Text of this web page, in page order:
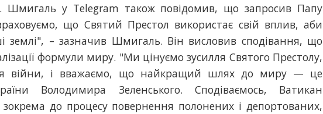
Шмигаль у Telegram також повідомив, що запросив Папу
що Святий Престол використає свій вплив, аби
землі", – зазначив Шмигаль. Він висловив сподівання, що
формули миру. "Ми цінуємо зусилля Святого Престолу,
війни, і вважаємо, що найкращий шлях до миру — це
Володимира Зеленського. Сподіваємось, Ватикан
зокрема до процесу повернення полонених і депортованих,